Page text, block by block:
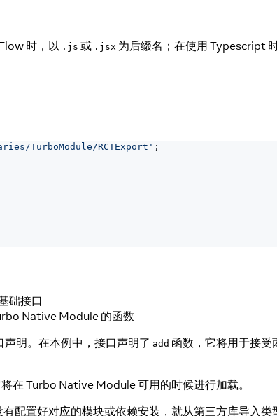
时，以 .js 或 .jsx 为后缀名；在使用 Typescript
TurboModule/RCTExport' ;
础接口
Native Module 的函数
明。在本例中，接口声明了 add 函数，它将用于接
在 Turbo Native Module 可用的时候进行加载。
配置好对应的模块或依赖安装，就从第三方库导入